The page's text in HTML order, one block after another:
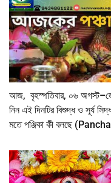
আজ, বৃহস্পতিবার, ০৬
নিন এই দিনটির বিশুদ্ধ ও সূর্য
মতে পঞ্জিকা কী বলছে